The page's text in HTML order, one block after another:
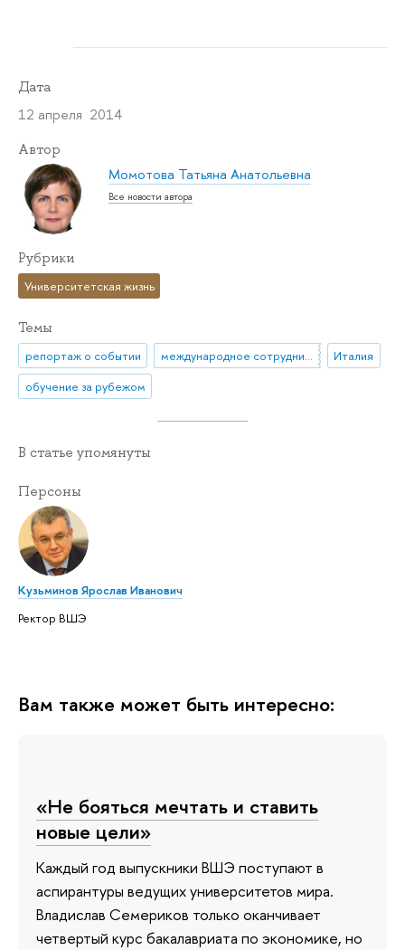
Дата
12 апреля 2014
Автор
Момотова Татьяна Анатольевна
Все новости автора
Рубрики
Университетская жизнь
Темы
репортаж о событии международное сотрудничество
Италия
обучение за рубежом
В статье упомянуты
Персоны
Кузьминов Ярослав Иванович
Ректор ВШЭ
Вам также может быть интересно:
«Не бояться мечтать и ставить
новые цели»
Каждый год выпускники ВШЭ поступают в
аспирантуры ведущих университетов мира.
Владислав Семериков только оканчивает
четвертый курс бакалавриата по экономике, но